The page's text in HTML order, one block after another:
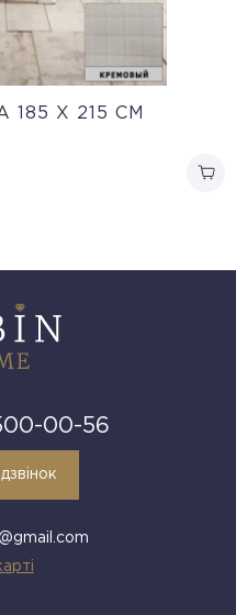
X 215 СМ
00-56